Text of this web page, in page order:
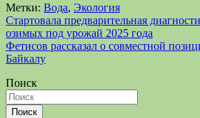
Метки: Вода, Экология
Навигация
по
записям
Стартовала предварительная
озимых под урожай 2025 года
Фетисов рассказал о совместной
Байкалу
Поиск
Поиск